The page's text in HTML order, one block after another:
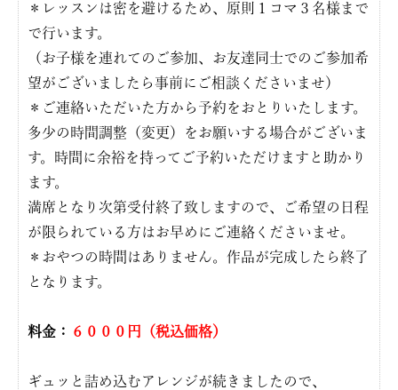
＊レッスンは密を避けるため、原則１コマ３名様まで
で行います。
（お子様を連れてのご参加、お友達同士でのご参加希
望がございましたら事前にご相談くださいませ）
＊ご連絡いただいた方から予約をおとりいたします。
多少の時間調整（変更）をお願いする場合がございま
す。時間に余裕を持ってご予約いただけますと助かり
ます。
満席となり次第受付終了致しますので、ご希望の日程
が限られている方はお早めにご連絡くださいませ。
＊おやつの時間はありません。作品が完成したら終了
となります。
料金： ６０００円（税込価格）
ギュッと詰め込むアレンジが続きましたので、